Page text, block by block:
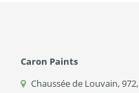
Caron Paints
Chaussée de Louvain, 972,